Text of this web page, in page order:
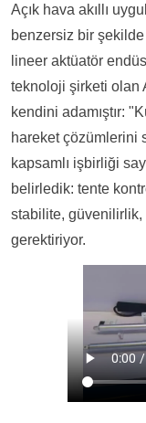
Açık hava akıllı
benzersiz bir
lineer aktüatör
teknoloji şirketi olan
kendini adamıştır:
hareket çözümlerini
kapsamlı işbirliği
belirledik: tente
stabilite,
gerektiriyor.